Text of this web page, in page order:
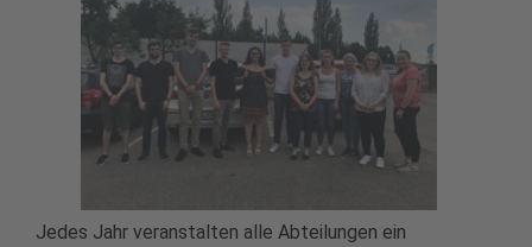
Jedes Jahr veranstalten alle Abteilungen ein